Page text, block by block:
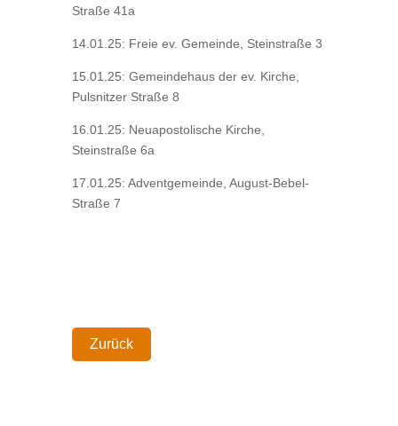
Straße 41a
14.01.25: Freie ev. Gemeinde, Steinstraße 3
15.01.25: Gemeindehaus der ev. Kirche,
Pulsnitzer Straße 8
16.01.25: Neuapostolische Kirche,
Steinstraße 6a
17.01.25: Adventgemeinde, August-Bebel-
Straße 7
Zurück